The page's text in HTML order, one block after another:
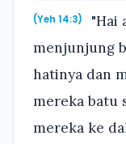
(Yeh 14:3)
"Hai
menjunjung
hatinya dan
mereka batu
mereka ke